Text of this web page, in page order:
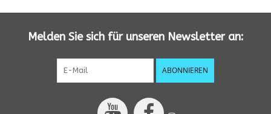
Melden Sie sich für unseren Newsletter an:
ABONNIEREN